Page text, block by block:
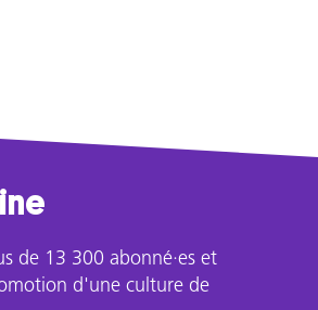
de 13 300 abonné·es et
d'une culture de